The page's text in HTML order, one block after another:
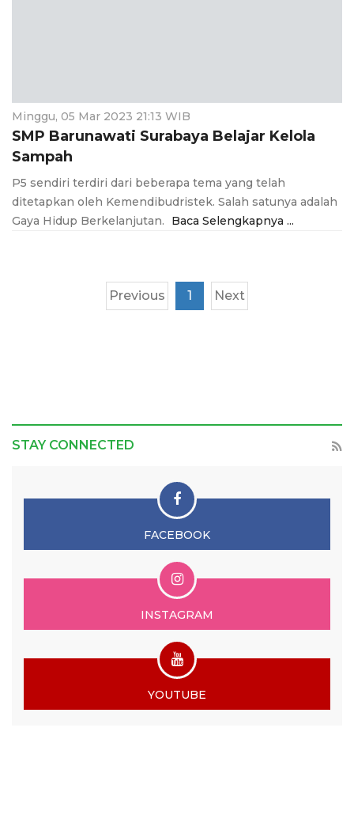
Minggu, 05 Mar 2023 21:13 WIB
SMP Barunawati Surabaya Belajar Kelola
Sampah
P5 sendiri terdiri dari beberapa tema yang telah
ditetapkan oleh Kemendibudristek. Salah satunya adalah
Gaya Hidup Berkelanjutan.
Baca Selengkapnya ...
Previous 1 Next
STAY CONNECTED
FACEBOOK
INSTAGRAM
YOUTUBE